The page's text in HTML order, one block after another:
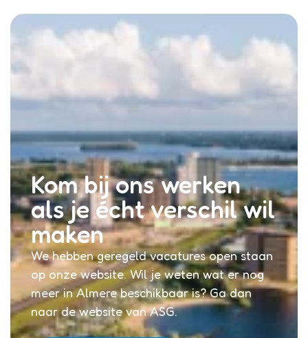
Kom bij ons werken
als je écht verschil wil
maken
We hebben geregeld vacatures open staan
op onze website. Wil je weten wat er nog
meer in Almere beschikbaar is? Ga dan
naar de website van ASG.